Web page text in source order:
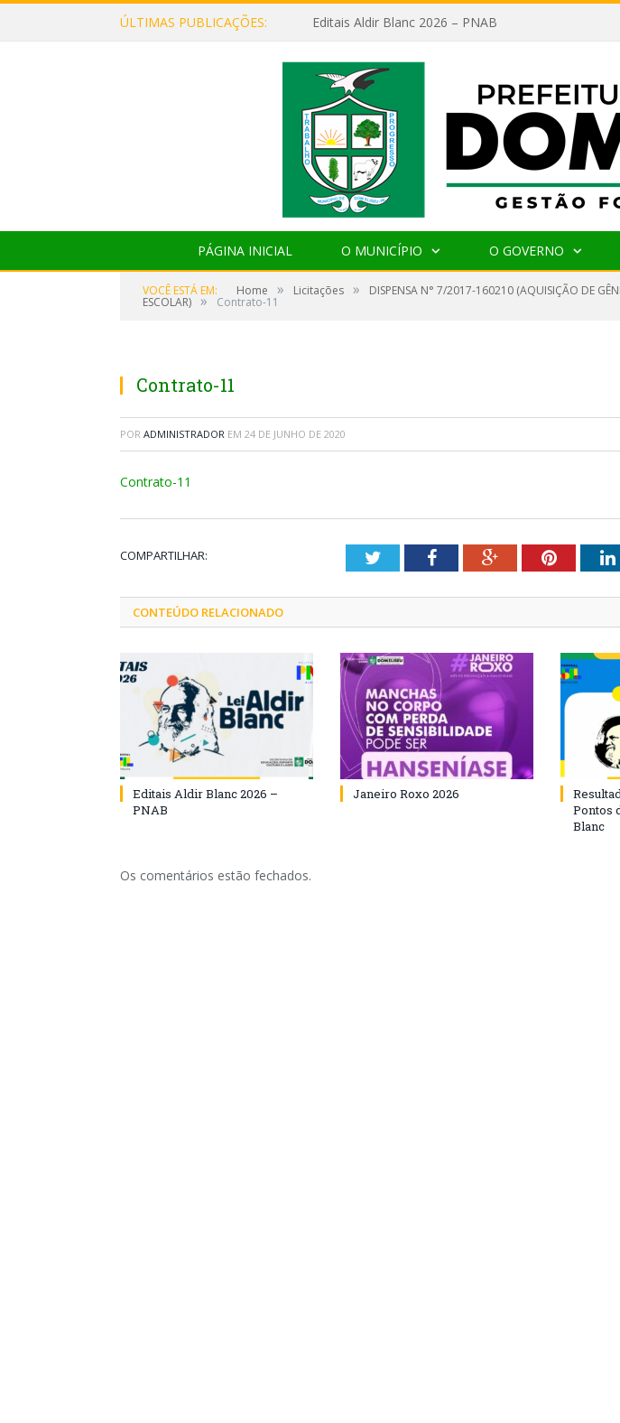
ÚLTIMAS PUBLICAÇÕES: Editais Aldir Blanc 2026 – PNAB
PÁGINA INICIAL O MUNICÍPIO O GOVERNO
VOCÊ ESTÁ EM: Home » Licitações » DISPENSA N° 7/2017-160210 (AQUISIÇÃO DE
ESCOLAR) » Contrato-11
Contrato-11
POR ADMINISTRADOR EM 24 DE JUNHO DE 2020
Contrato-11
COMPARTILHAR: TwitterFacebookGoogle+Pinterest
CONTEÚDO RELACIONADO
Editais Aldir Blanc 2026 –
PNAB
Janeiro Roxo 2026
Pontos
Blanc
Os comentários estão fechados.